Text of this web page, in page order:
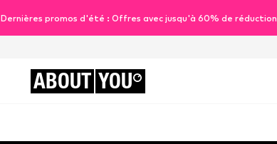
Dernières promos d'été : Offres avec jusqu'à 60% de réduction
ABOUT YOU